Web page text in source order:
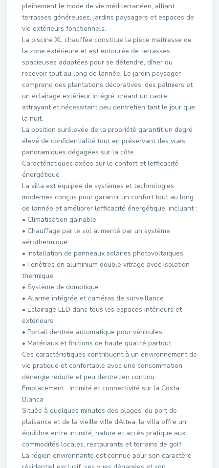
pleinement le mode de vie méditerranéen, alliant
terrasses généreuses, jardins paysagers et espaces de
vie extérieurs fonctionnels.
La piscine XL chauffée constitue la pièce maîtresse de
la zone extérieure et est entourée de terrasses
spacieuses adaptées pour se détendre, dîner ou
recevoir tout au long de lannée. Le jardin paysager
comprend des plantations décoratives, des palmiers et
un éclairage extérieur intégré, créant un cadre
attrayant et nécessitant peu dentretien tant le jour que
la nuit.
La position surélevée de la propriété garantit un degré
élevé de confidentialité tout en préservant des vues
panoramiques dégagées sur la côte.
Caractéristiques axées sur le confort et lefficacité
énergétique
La villa est équipée de systèmes et technologies
modernes conçus pour garantir un confort tout au long
de lannée et améliorer lefficacité énergétique, incluant :
• Climatisation gainable
• Chauffage par le sol alimenté par un système
aérothermique
• Installation de panneaux solaires photovoltaïques
• Fenêtres en aluminium double vitrage avec isolation
thermique
• Système de domotique
• Alarme intégrée et caméras de surveillance
• Éclairage LED dans tous les espaces intérieurs et
extérieurs
• Portail dentrée automatique pour véhicules
• Matériaux et finitions de haute qualité partout
Ces caractéristiques contribuent à un environnement de
vie pratique et confortable avec une consommation
dénergie réduite et peu dentretien continu.
Emplacement : Intimité et connectivité sur la Costa
Blanca
Située à quelques minutes des plages, du port de
plaisance et de la vieille ville dAltea, la villa offre un
équilibre entre intimité, nature et accès pratique aux
commodités locales, restaurants et terrains de golf.
La région environnante est connue pour son caractère